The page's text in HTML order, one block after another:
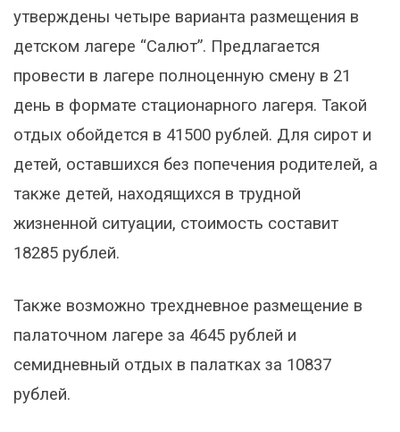
утверждены четыре варианта размещения в
детском лагере “Салют”. Предлагается
провести в лагере полноценную смену в 21
день в формате стационарного лагеря. Такой
отдых обойдется в 41500 рублей. Для сирот и
детей, оставшихся без попечения родителей, а
также детей, находящихся в трудной
жизненной ситуации, стоимость составит
18285 рублей.
Также возможно трехдневное размещение в
палаточном лагере за 4645 рублей и
семидневный отдых в палатках за 10837
рублей.